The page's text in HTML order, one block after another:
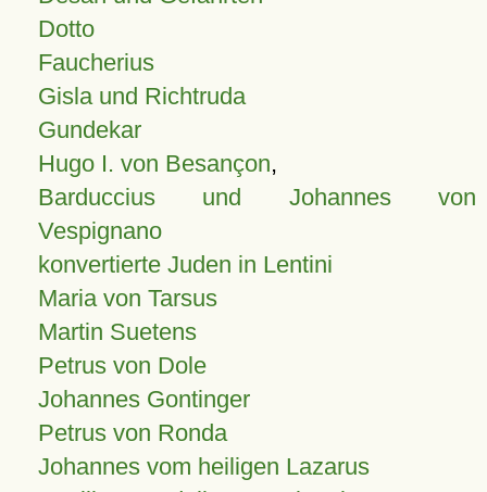
Dotto
Faucherius
Gisla und Richtruda
Gundekar
Hugo I. von Besançon,
Barduccius und Johannes von
Vespignano
konvertierte Juden in Lentini
Maria von Tarsus
Martin Suetens
Petrus von Dole
Johannes Gontinger
Petrus von Ronda
Johannes vom heiligen Lazarus